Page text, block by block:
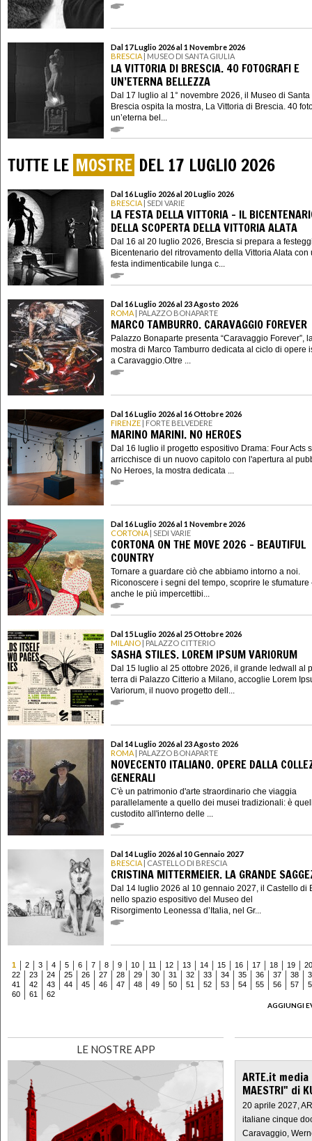
Dal 17 Luglio 2026 al 1 Novembre 2026
BRESCIA | MUSEO DI SANTA GIULIA
LA VITTORIA DI BRESCIA. 40 FOTOGRAFI E
UN’ETERNA BELLEZZA
Dal 17 luglio al 1° novembre 2026, il Museo di
Brescia ospita la mostra, La Vittoria di Brescia. 40
un’eterna bel...
TUTTE LE MOSTRE DEL 17 LUGLIO 2026
Dal 16 Luglio 2026 al 20 Luglio 2026
BRESCIA | SEDI VARIE
LA FESTA DELLA VITTORIA – IL
DELLA SCOPERTA DELLA VITTORIA ALATA
Dal 16 al 20 luglio 2026, Brescia si prepara a
Bicentenario del ritrovamento della Vittoria Alata con
festa indimenticabile lunga c...
Dal 16 Luglio 2026 al 23 Agosto 2026
ROMA | PALAZZO BONAPARTE
MARCO TAMBURRO. CARAVAGGIO FOREVER
Palazzo Bonaparte presenta “Caravaggio Forever”,
mostra di Marco Tamburro dedicata al ciclo di opere
a Caravaggio.Oltre ...
Dal 16 Luglio 2026 al 16 Ottobre 2026
FIRENZE | FORTE BELVEDERE
MARINO MARINI. NO HEROES
Dal 16 luglio il progetto espositivo Drama: Four Acts
arricchisce di un nuovo capitolo con l'apertura al
No Heroes, la mostra dedicata ...
Dal 16 Luglio 2026 al 1 Novembre 2026
CORTONA | SEDI VARIE
CORTONA ON THE MOVE 2026 - BEAUTIFUL
COUNTRY
Tornare a guardare ciò che abbiamo intorno a noi.
Riconoscere i segni del tempo, scoprire le
anche le più impercettibi...
Dal 15 Luglio 2026 al 25 Ottobre 2026
MILANO | PALAZZO CITTERIO
SASHA STILES. LOREM IPSUM VARIORUM
Dal 15 luglio al 25 ottobre 2026, il grande ledwall al
terra di Palazzo Citterio a Milano, accoglie Lorem
Variorum, il nuovo progetto dell...
Dal 14 Luglio 2026 al 23 Agosto 2026
ROMA | PALAZZO BONAPARTE
NOVECENTO ITALIANO. OPERE DALLA
GENERALI
C'è un patrimonio d'arte straordinario che viaggia
parallelamente a quello dei musei tradizionali: è
custodito all'interno delle ...
Dal 14 Luglio 2026 al 10 Gennaio 2027
BRESCIA | CASTELLO DI BRESCIA
CRISTINA MITTERMEIER. LA GRANDE
Dal 14 luglio 2026 al 10 gennaio 2027, il Castello di
nello spazio espositivo del Museo del
Risorgimento Leonessa d’Italia, nel Gr...
1 2 3 4 5 6 7 8 9 10 11 12 13 14 15 16 17 18 19
20
22
23 24 25 26 27 28 29 30 31 32 33 34 35 36 37 38
41
42 43 44 45 46 47 48 49 50 51 52 53 54 55 56 57
60
61
62
AGGIUNGI
LE NOSTRE APP
ARTE.it
MAESTRI" di
20 aprile 2027,
italiane cinque
Caravaggio,